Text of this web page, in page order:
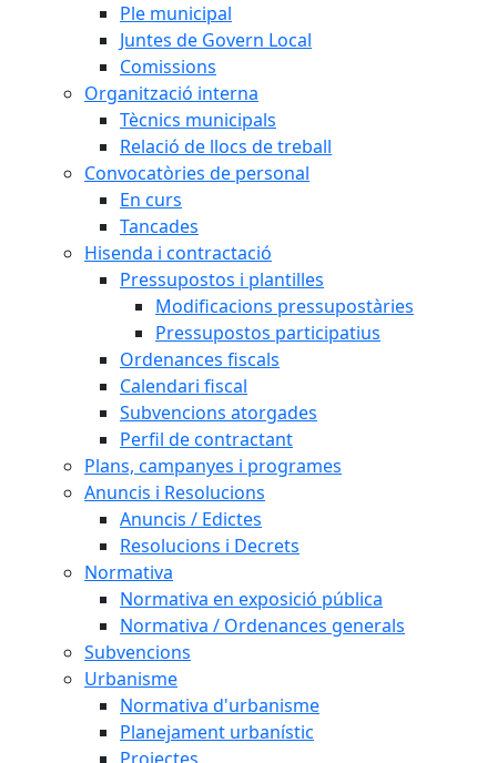
Ple municipal
Juntes de Govern Local
Comissions
Organització interna
Tècnics municipals
Relació de llocs de treball
Convocatòries de personal
En curs
Tancades
Hisenda i contractació
Pressupostos i plantilles
Modificacions pressupostàries
Pressupostos participatius
Ordenances fiscals
Calendari fiscal
Subvencions atorgades
Perfil de contractant
Plans, campanyes i programes
Anuncis i Resolucions
Anuncis / Edictes
Resolucions i Decrets
Normativa
Normativa en exposició pública
Normativa / Ordenances generals
Subvencions
Urbanisme
Normativa d'urbanisme
Planejament urbanístic